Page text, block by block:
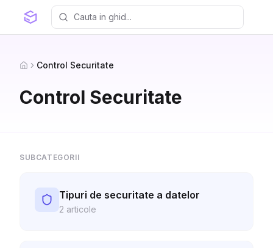
HomeControl Securitate
Control Securitate
SUBCATEGORII
Tipuri de securitate a datelor
2 articole